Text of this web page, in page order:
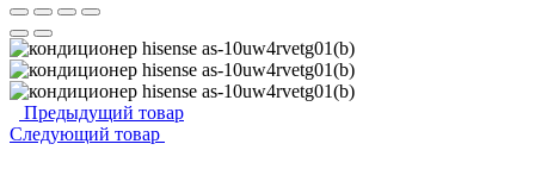
Предыдущий товар
Следующий товар